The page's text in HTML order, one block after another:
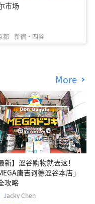
市场
都 新宿・四谷
More
新】涩谷购物就去这！
唐吉诃德涩谷本店」
攻略
Jacky Chen